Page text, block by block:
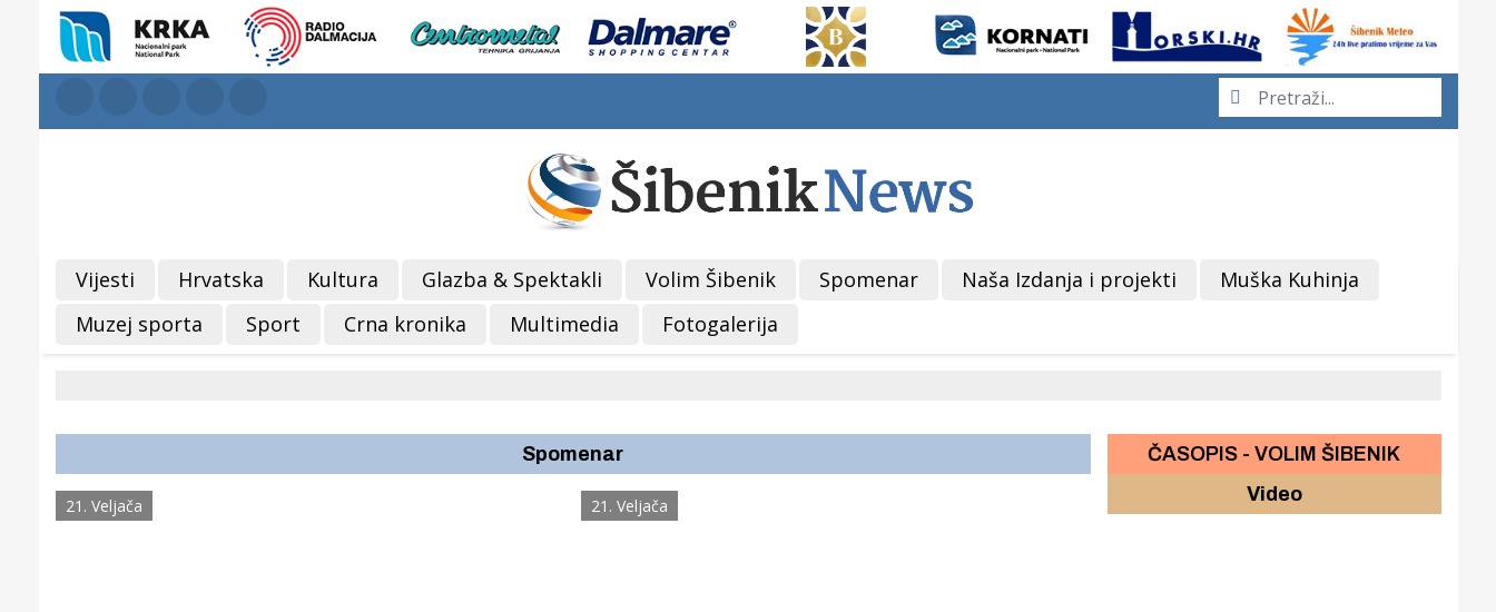
Vijesti Hrvatska Kultura Glazba & Spektakli Volim Šibenik Spomenar Naša Izdanja i projekti
Muška Kuhinja
Muzej sporta
Sport Crna kronika Multimedia Fotogalerija
Spomenar
21. Veljača 21. Veljača
ČASOPIS - VOLIM ŠIBENIK
Video